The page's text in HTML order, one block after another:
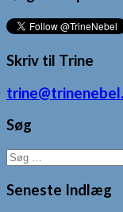
Skriv til Trine
Søg
Søg
efter:
Seneste Indlæg